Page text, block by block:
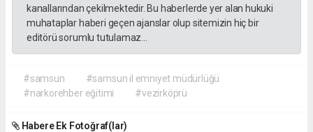
kanallarından çekilmektedir. Bu haberlerde yer alan hukuki
muhataplar haberi geçen ajanslar olup sitemizin hiç bir
editörü sorumlu tutulamaz...
#samsun
#samsun il emniyet müdürlüğü
#narkorehber eğitimi
#vezirköprü
Habere Ek Fotoğraf(lar)